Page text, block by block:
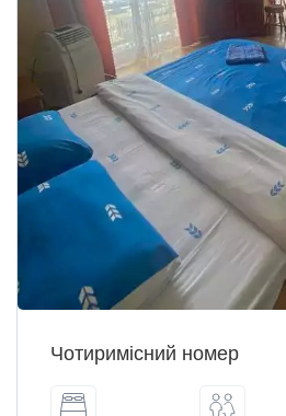
Чотиримісний номер